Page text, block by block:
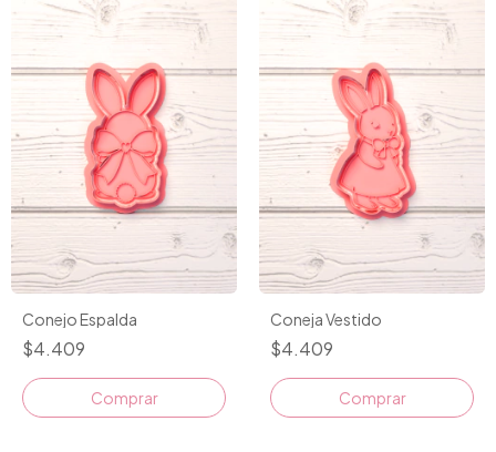
Conejo Espalda
$4.409
Comprar
Coneja Vestido
$4.409
Comprar